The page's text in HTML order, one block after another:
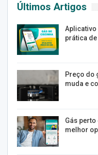
Últimos Artigos
Aplicativo
prática
Preço do
muda e
Gás
melhor